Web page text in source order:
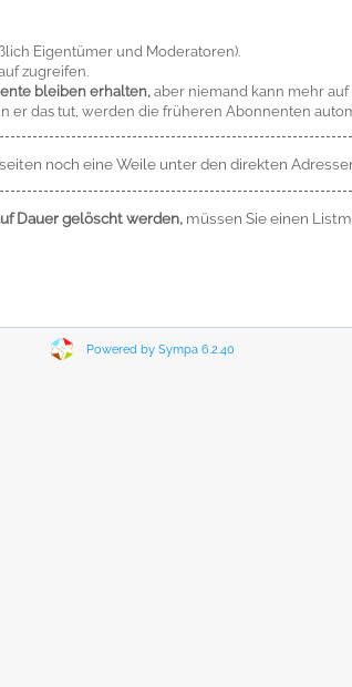
Eigentümer und Moderatoren).
zugreifen.
bleiben erhalten, aber niemand kann mehr auf
er das tut, werden die früheren Abonnenten
noch eine Weile unter den direkten
Dauer gelöscht werden, müssen Sie einen
Powered by Sympa 6.2.40